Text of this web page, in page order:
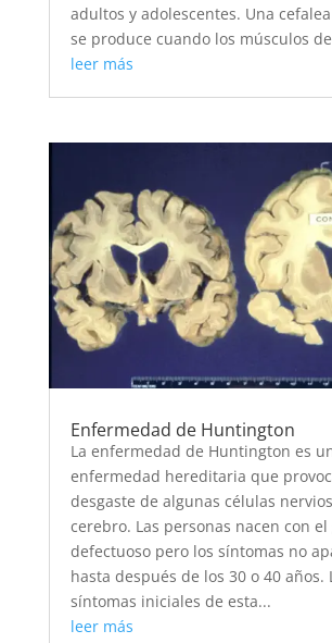
adultos y adolescentes. Una
se produce cuando los músculos
leer más
Enfermedad de Huntington
La enfermedad de Huntington es
enfermedad hereditaria que
desgaste de algunas células
cerebro. Las personas nacen con el
defectuoso pero los síntomas no
hasta después de los 30 o 40 años.
síntomas iniciales de esta...
leer más